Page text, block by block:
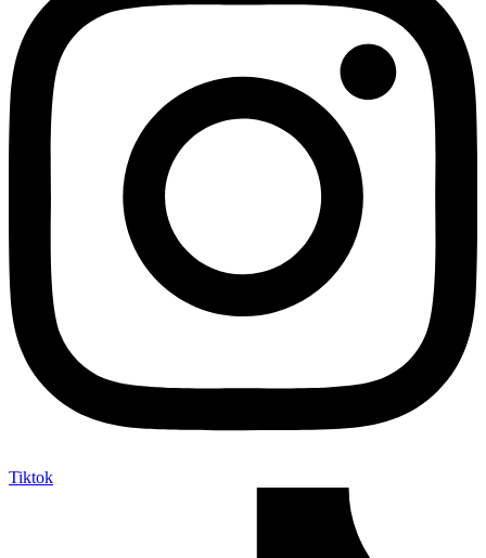
Tiktok